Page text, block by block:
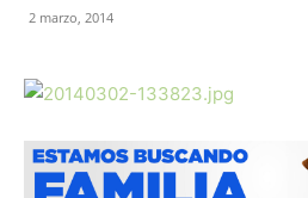
2 marzo, 2014